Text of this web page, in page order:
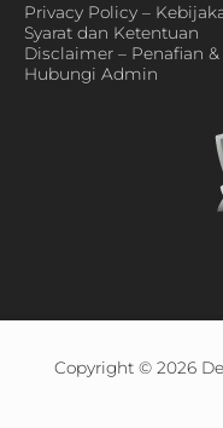
Privacy Policy –
Syarat dan Ketentuan
Disclaimer – Penafian
Hubungi Admin
Copyright © 2026